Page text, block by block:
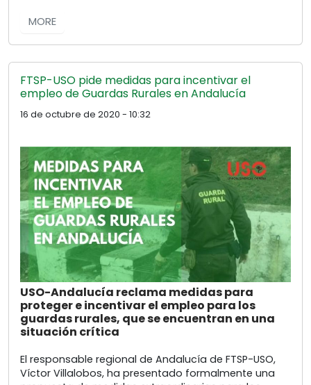
MORE
FTSP-USO pide medidas para incentivar el
empleo de Guardas Rurales en Andalucía
16 de octubre de 2020 - 10:32
USO-Andalucía reclama medidas para
proteger e incentivar el empleo para los
guardas rurales, que se encuentran en una
situación crítica
El responsable regional de Andalucía de FTSP-USO,
Víctor Villalobos, ha presentado formalmente una